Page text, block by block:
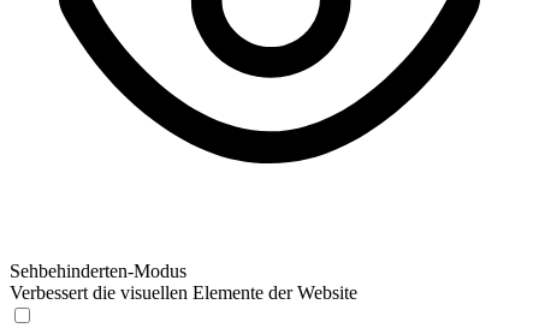
Sehbehinderten-Modus
Verbessert die visuellen Elemente der Website